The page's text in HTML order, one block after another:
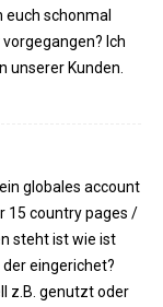
euch schonmal
Ich
unserer Kunden.
globales account
15 country pages /
steht ist wie ist
eingerichet?
z.B. genutzt oder